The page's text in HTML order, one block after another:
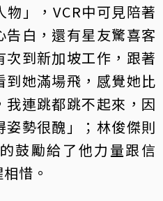
」，VCR中可見陪著
白，還有星友驚喜客
次到新加坡工作，跟著
她滿場飛，感覺她比
連跳都跳不起來，因
勢很醜」；林俊傑則
鼓勵給了他力量跟信
惜。